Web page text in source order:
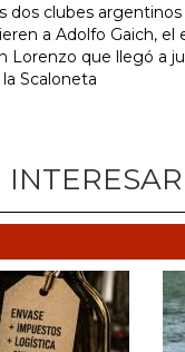
dos clubes
a Adolfo Gaich, el
Lorenzo que llegó a
Scaloneta